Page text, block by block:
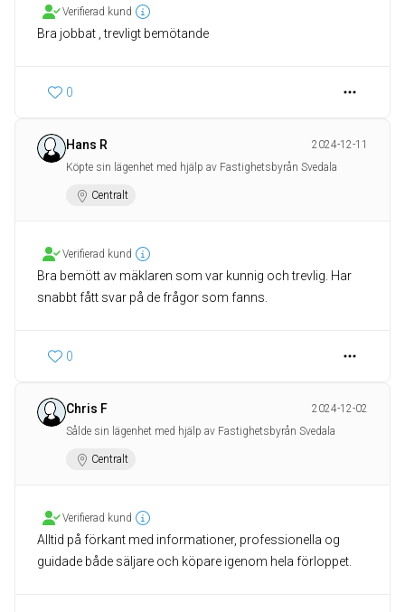
Verifierad kund
Bra jobbat , trevligt bemötande
0
Hans R
2024-12-11
Köpte sin lägenhet med hjälp av Fastighetsbyrån Svedala
Centralt
Verifierad kund
Bra bemött av mäklaren som var kunnig och trevlig. Har
snabbt fått svar på de frågor som fanns.
0
Chris F
2024-12-02
Sålde sin lägenhet med hjälp av Fastighetsbyrån Svedala
Centralt
Verifierad kund
Alltid på förkant med informationer, professionella og
guidade både säljare och köpare igenom hela förloppet.